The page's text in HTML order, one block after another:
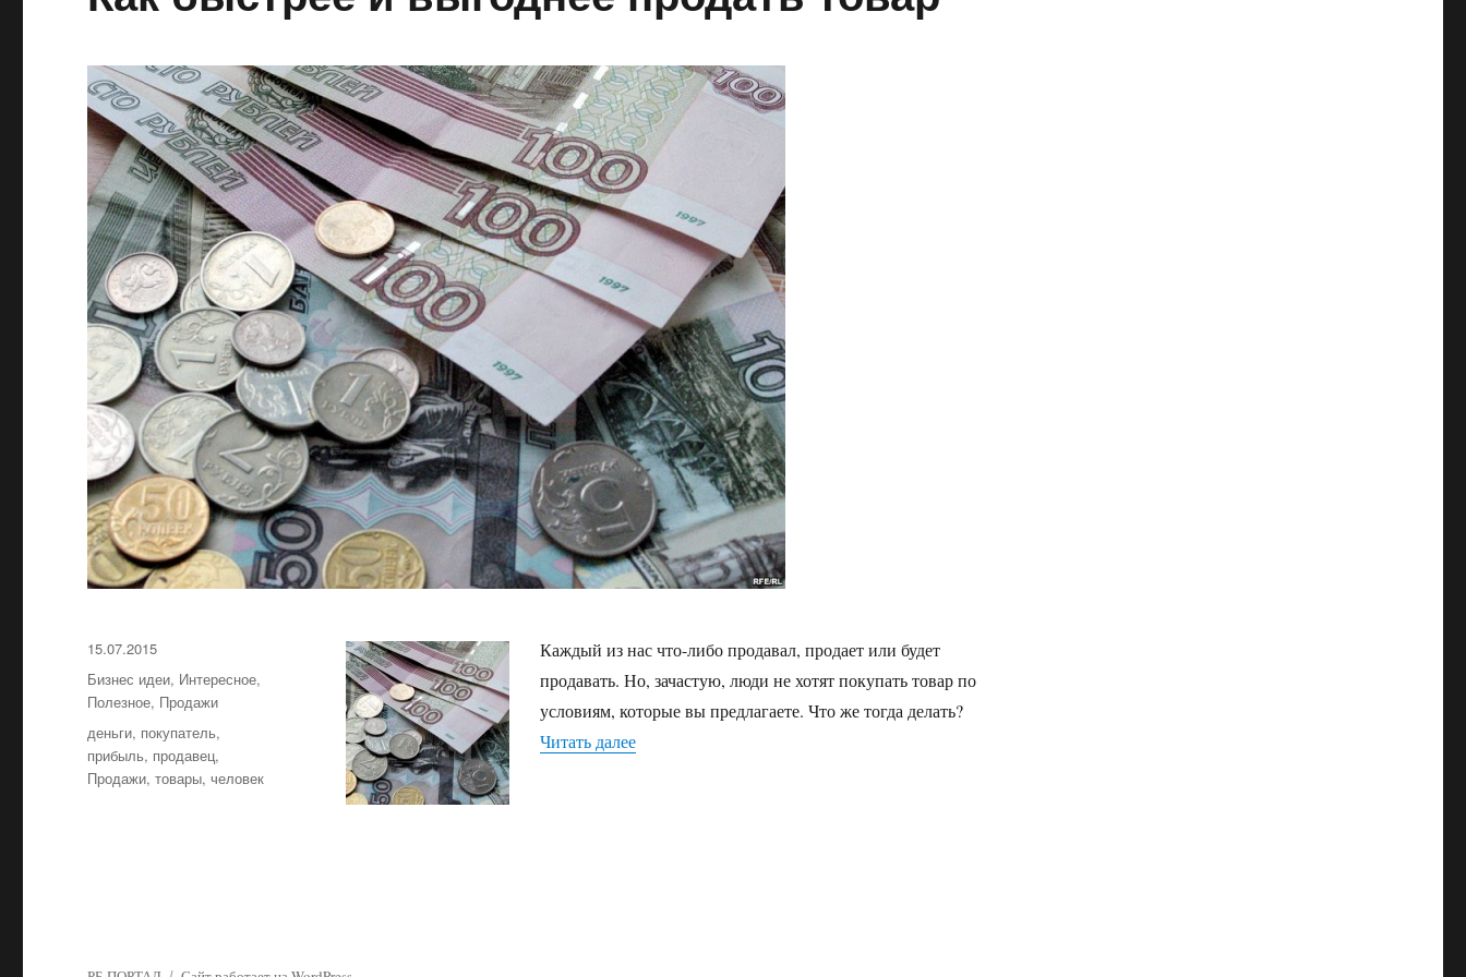
Каждый из нас что-либо продавал, продает или будет
продавать. Но, зачастую, люди не хотят покупать товар по
условиям, которые вы предлагаете. Что же тогда делать?
Читать далее«Как быстрее и выгоднее продать товар»
Опубликовано
15.07.2015
Рубрики
Бизнес идеи, Интересное,
Полезное, Продажи
Метки
деньги, покупатель,
прибыль, продавец,
Продажи,товары,человек